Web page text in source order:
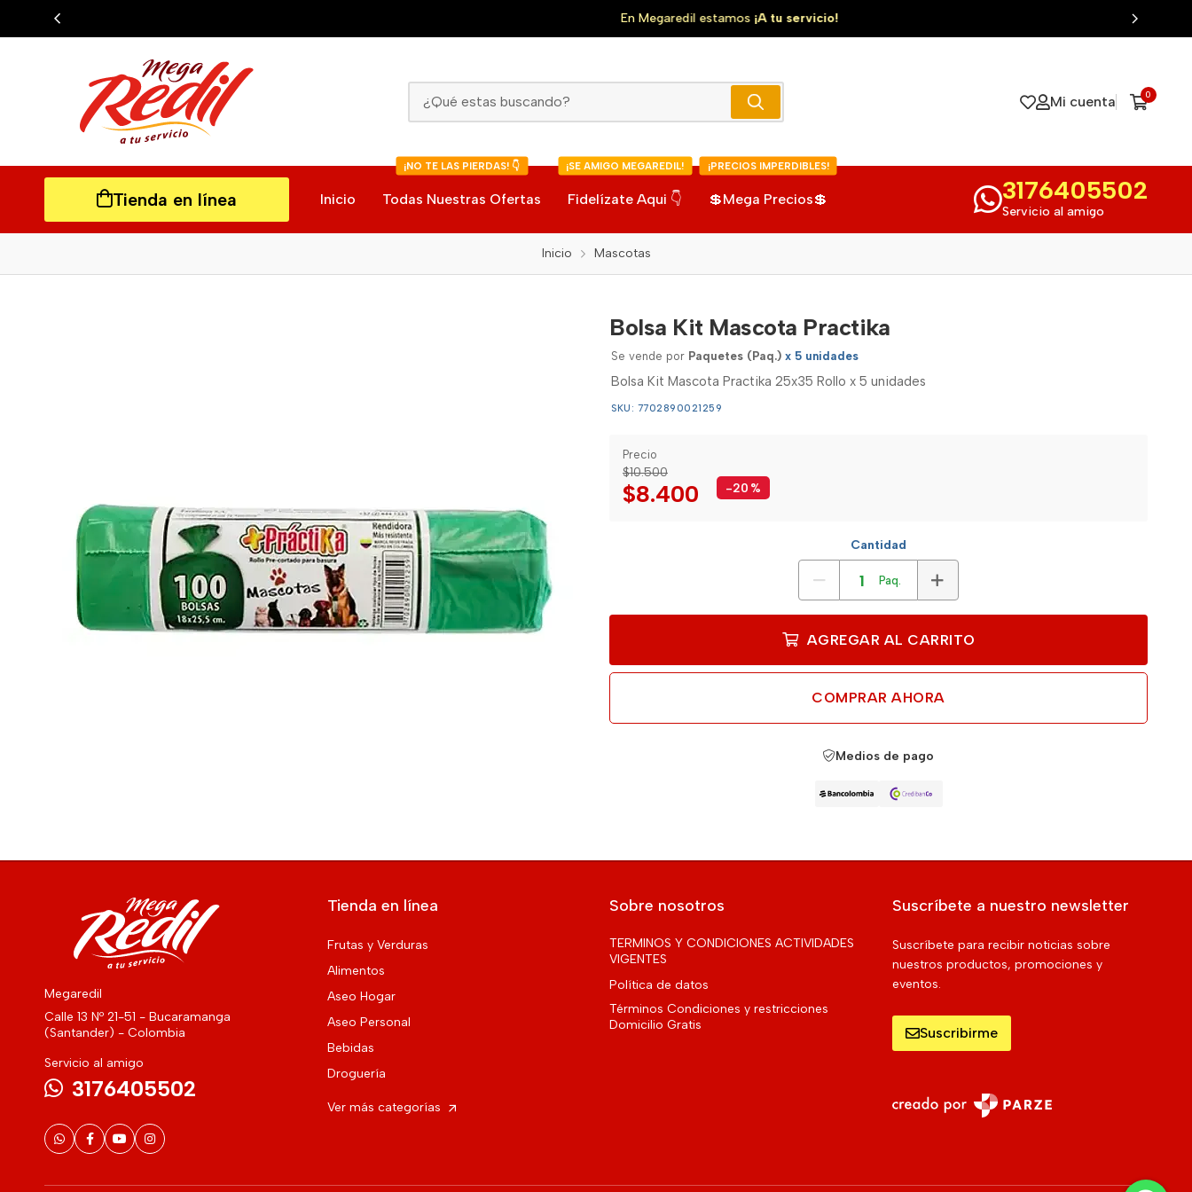
Bolsa Kit Mascota Practika
En Megaredil estamos¡A tu servicio!
Mi cuenta 0
Tienda en línea Inicio Todas Nuestras Ofertas
¡NO TE LAS PIERDAS! 👇
Fidelízate Aqui 👇
¡SE AMIGO MEGAREDIL!
💲Mega Precios💲
¡PRECIOS IMPERDIBLES!
3176405502
Servicio al amigo
Inicio Mascotas
Bolsa Kit Mascota Practika
Se vende por Paquetes (Paq.) x 5 unidades
Bolsa Kit Mascota Practika 25x35 Rollo x 5 unidades
SKU: 7702890021259
Precio
$10.500
$8.400 -20 %
Cantidad
Paq.
AGREGAR AL CARRITO
COMPRAR AHORA
Medios de pago
Megaredil
Calle 13 Nº 21-51 - Bucaramanga
(Santander) - Colombia
Servicio al amigo
3176405502
Tienda en línea
Frutas y Verduras
Alimentos
Aseo Hogar
Aseo Personal
Bebidas
Droguería
Ver más categorías
Sobre nosotros
TERMINOS Y CONDICIONES ACTIVIDADES
VIGENTES
Política de datos
Términos Condiciones y restricciones
Domicilio Gratis
Suscríbete a nuestro newsletter
Suscríbete para recibir noticias sobre
nuestros productos, promociones y
eventos.
Suscribirme